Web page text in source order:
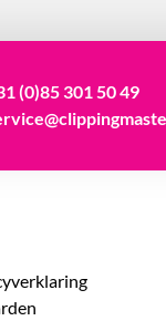
(0)85 301 50 49